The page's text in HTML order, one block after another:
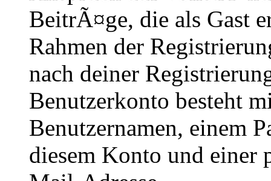
BeitrÃ¤ge, die als Gast
Rahmen der
nach deiner
Benutzerkonto besteht
Benutzernamen, einem
diesem Konto und